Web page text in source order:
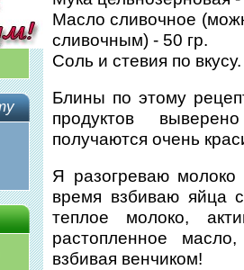
Масло сливочное
сливочным) - 50 гр.
Соль и стевия по
Блины по этому
продуктов
получаются очень
Я разогреваю
время взбиваю яйца
теплое молоко,
растопленное
взбивая венчиком!